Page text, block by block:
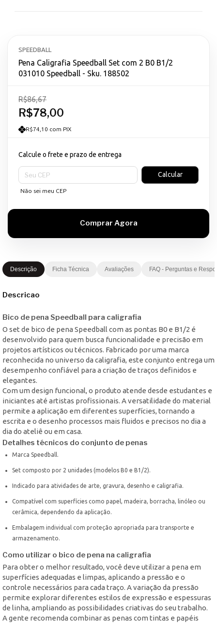
SPEEDBALL
Pena Caligrafia Speedball Set com 2 B0 B1/2
031010 Speedball - Sku. 188502
R$78,00
R$86,67
R$74,10 com PIX
Calcule o frete e prazo de entrega
Entregas para o CEP:
Calcular
Não sei meu CEP
Descrição Ficha Técnica Avaliações FAQ - Perguntas e
Descricao
Bico de pena Speedball para caligrafia
O set de bico de pena Speedball com as pontas B0 e B1/2 é
desenvolvido para quem busca funcionalidade e precisão em
projetos artísticos ou técnicos. Fabricado por uma marca
reconhecida no universo da caligrafia, este conjunto entrega um
desempenho confiável para a criação de traços definidos e
elegantes.
Com um design funcional, o produto atende desde estudantes e
iniciantes até artistas profissionais. A versatilidade do material
permite a aplicação em diferentes superfícies, tornando a
escrita e o desenho processos mais fluidos e precisos no dia a
dia do ateliê ou em casa.
Detalhes técnicos do conjunto de penas
Marca Speedball.
Set composto por 2 unidades (modelos B0 e B1/2).
Indicado para atividades de arte, gravura, desenho e caligrafia.
Compatível com superfícies como papel, madeira, borracha, linóleo ou
cerâmica, dependendo da aplicação.
Embalagem individual com proteção apropriada para transporte e
armazenamento.
Como utilizar o bico de pena na caligrafia
Para obter o melhor resultado, você deve utilizar a pena em
superfícies adequadas e limpas, aplicando a pressão e o
controle necessários para cada traço. A variação da pressão
permite explorar diferentes estilos de expressão e espessuras
de linha, ampliando as possibilidades criativas do seu trabalho.
A gente recomenda combinar as penas com tintas e papéis